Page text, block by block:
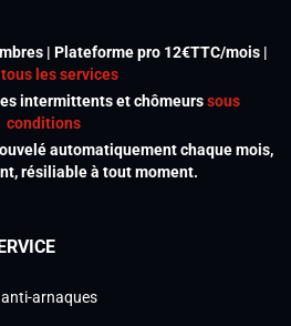
| Plateforme pro 12€TTC/mois |
les services
intermittents et chômeurssous
conditions
automatiquement chaque mois,
résiliable à tout moment.
arnaques